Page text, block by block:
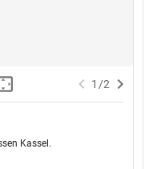
1 /2
Kassel.